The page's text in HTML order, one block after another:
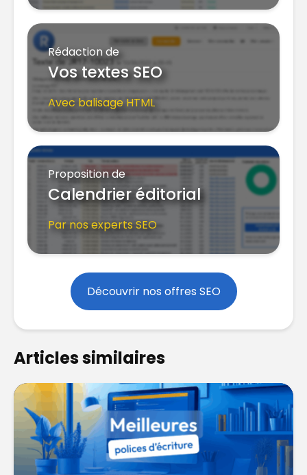
Rédaction de
Vos textes SEO
Avec balisage HTML
Proposition de
Calendrier éditorial
Par nos experts SEO
Découvrir nos offres SEO
Articles similaires